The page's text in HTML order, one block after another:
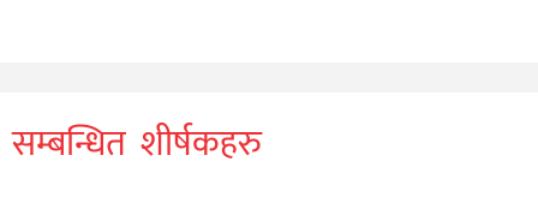
सम्बन्धित शीर्षकहरु